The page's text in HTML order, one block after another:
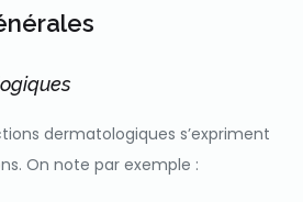
dermatologiques s’expriment
On note par exemple :